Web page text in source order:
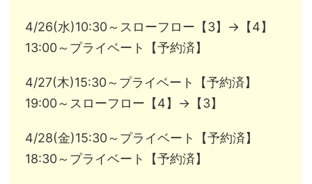
4/26(水)10:30～スローフロー【3】→【4】
13:00～プライベート【予約済】
4/27(木)15:30～プライベート【予約済】
19:00～スローフロー【4】→【3】
4/28(金)15:30～プライベート【予約済】
18:30～プライベート【予約済】